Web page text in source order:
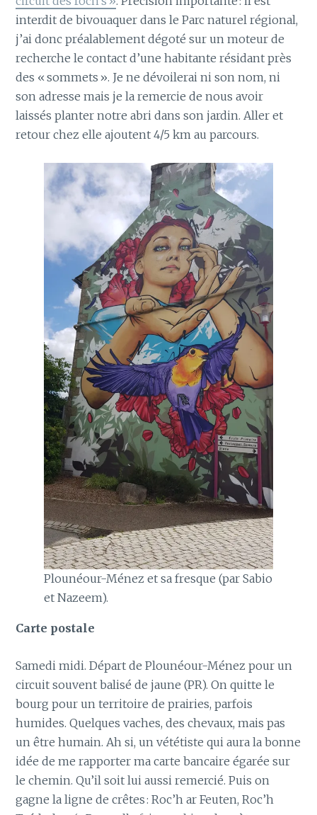
interdit de bivouaquer dans le Parc naturel régional,
j’ai donc préalablement dégoté sur un moteur de
recherche le contact d’une habitante résidant près
des « sommets ». Je ne dévoilerai ni son nom, ni
son adresse mais je la remercie de nous avoir
laissés planter notre abri dans son jardin. Aller et
retour chez elle ajoutent 4/5 km au parcours.
Plounéour-Ménez et sa fresque (par Sabio
et Nazeem).
Carte postale
Samedi midi. Départ de Plounéour-Ménez pour un
circuit souvent balisé de jaune (PR). On quitte le
bourg pour un territoire de prairies, parfois
humides. Quelques vaches, des chevaux, mais pas
un être humain. Ah si, un vététiste qui aura la bonne
idée de me rapporter ma carte bancaire égarée sur
le chemin. Qu’il soit lui aussi remercié. Puis on
gagne la ligne de crêtes : Roc’h ar Feuten, Roc’h